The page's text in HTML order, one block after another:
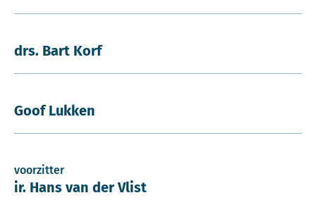
drs. Bart Korf
Goof Lukken
voorzitter
ir. Hans van der Vlist